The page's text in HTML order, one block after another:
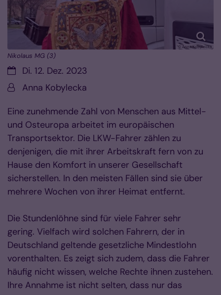
© Anna Kobylecka
Nikolaus MG (3)
Datum:Di. 12. Dez. 2023
Von:Anna Kobylecka
Eine zunehmende Zahl von Menschen aus Mittel-
und Osteuropa arbeitet im europäischen
Transportsektor. Die LKW-Fahrer zählen zu
denjenigen, die mit ihrer Arbeitskraft fern von zu
Hause den Komfort in unserer Gesellschaft
sicherstellen. In den meisten Fällen sind sie über
mehrere Wochen von ihrer Heimat entfernt.
Die Stundenlöhne sind für viele Fahrer sehr
gering. Vielfach wird solchen Fahrern, der in
Deutschland geltende gesetzliche Mindestlohn
vorenthalten. Es zeigt sich zudem, dass die Fahrer
häufig nicht wissen, welche Rechte ihnen zustehen.
Ihre Annahme ist nicht selten, dass nur das